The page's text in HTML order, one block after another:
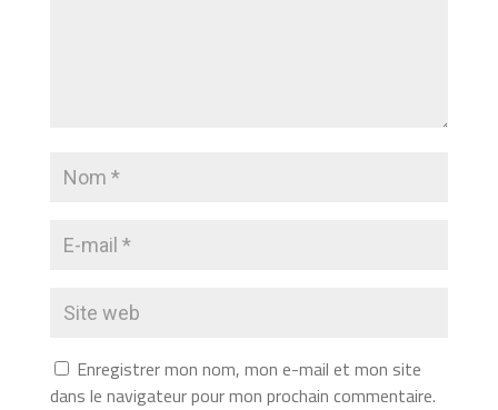
Enregistrer mon nom, mon e-mail et mon site
dans le navigateur pour mon prochain commentaire.